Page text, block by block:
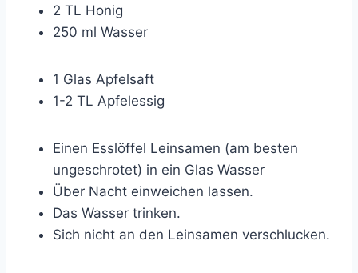
2 TL Honig
250 ml Wasser
1 Glas Apfelsaft
1-2 TL Apfelessig
Einen Esslöffel Leinsamen (am besten
ungeschrotet) in ein Glas Wasser
Über Nacht einweichen lassen.
Das Wasser trinken.
Sich nicht an den Leinsamen verschlucken.